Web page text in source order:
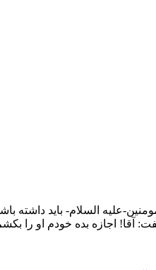
علیه السلام- باید
اجازه بده خودم او را